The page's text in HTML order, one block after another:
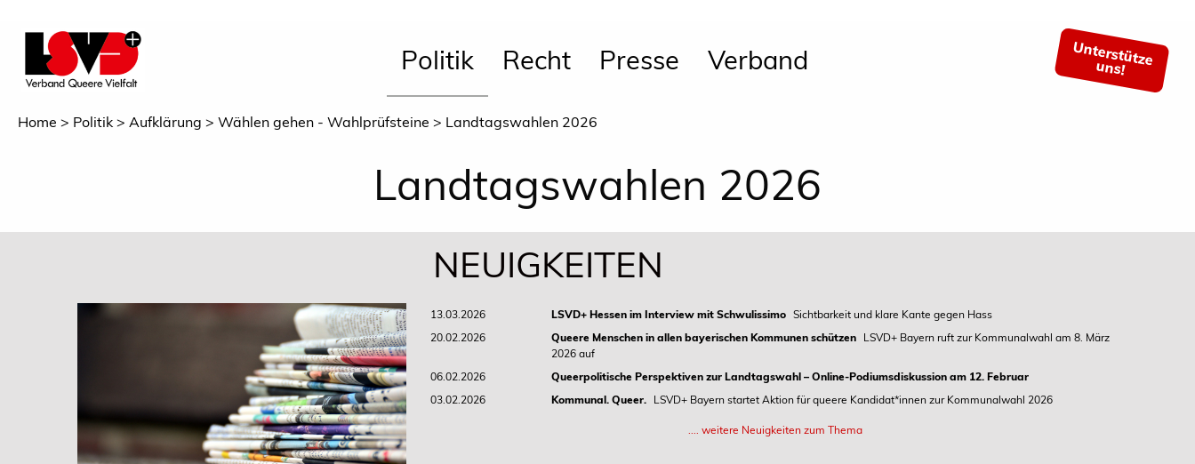
Politik Recht Presse Verband Unterstütze
uns!
Home Politik Aufklärung Wählen gehen - Wahlprüfsteine Landtagswahlen 2026
Landtagswahlen 2026
NEUIGKEITEN
13.03.2026 LSVD+ Hessen im Interview mit Schwulissimo Sichtbarkeit und klare Kante gegen Hass
20.02.2026
Queere Menschen in allen bayerischen Kommunen schützen LSVD+ Bayern ruft zur Kommunalwahl am 8. März
2026 auf
06.02.2026
Queerpolitische Perspektiven zur Landtagswahl – Online-Podiumsdiskussion am 12. Februar
03.02.2026
Kommunal. Queer. LSVD+ Bayern startet Aktion für queere Kandidat*innen zur Kommunalwahl 2026
.... weitere Neuigkeiten zum Thema